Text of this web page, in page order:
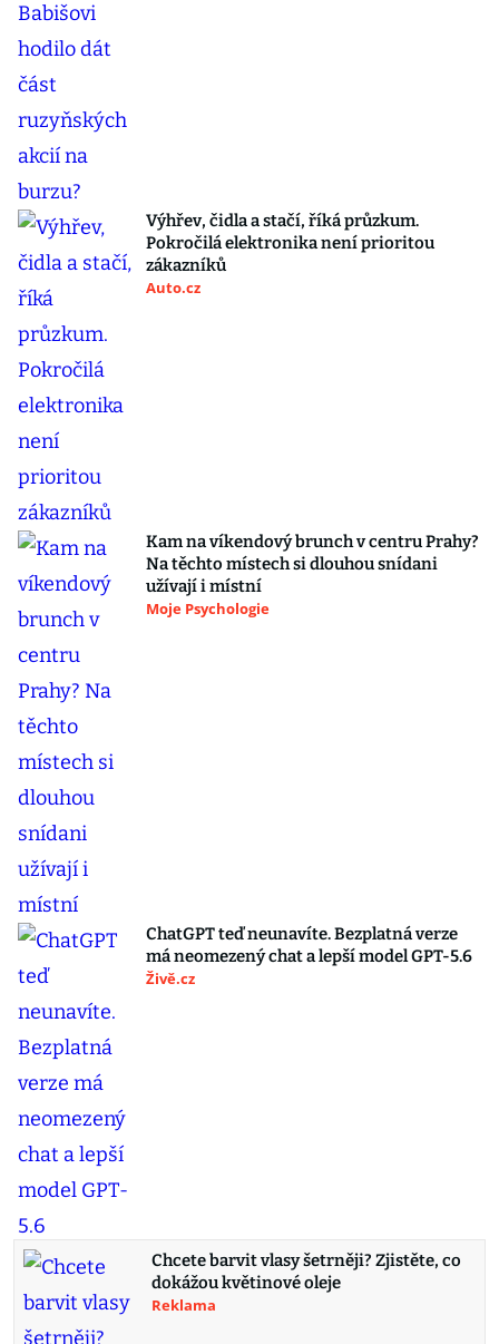
Výhřev, čidla a stačí, říká průzkum.
Pokročilá elektronika není prioritou
zákazníků
Auto.cz
Kam na víkendový brunch v centru Prahy?
Na těchto místech si dlouhou snídani
užívají i místní
Moje Psychologie
ChatGPT teď neunavíte. Bezplatná verze
má neomezený chat a lepší model GPT-5.6
Živě.cz
Chcete barvit vlasy šetrněji? Zjistěte, co
dokážou květinové oleje
Reklama